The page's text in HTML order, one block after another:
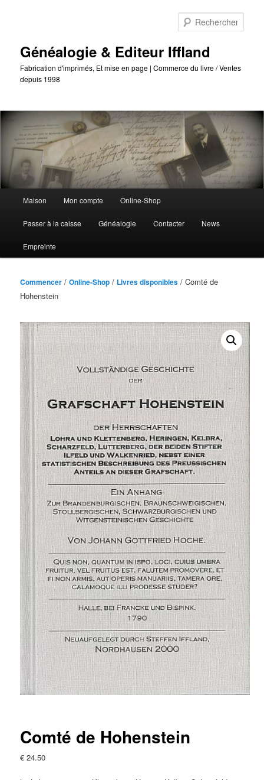
Généalogie & Editeur Iffland
Fabrication d'imprimés, Et mise en page | Commerce du livre / Ventes
depuis 1998
Maison Mon compte Online-Shop
Passer à la caisse Généalogie Contacter News
Empreinte
Commencer /Online-Shop / Livres disponibles / Comté de
Hohenstein
Comté de Hohenstein
€ 24.50